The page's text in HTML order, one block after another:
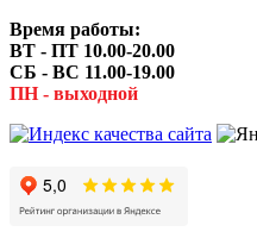
Время работы:
ВТ - ПТ 10.00-20.00
СБ - ВС 11.00-19.00
ПН - выходной